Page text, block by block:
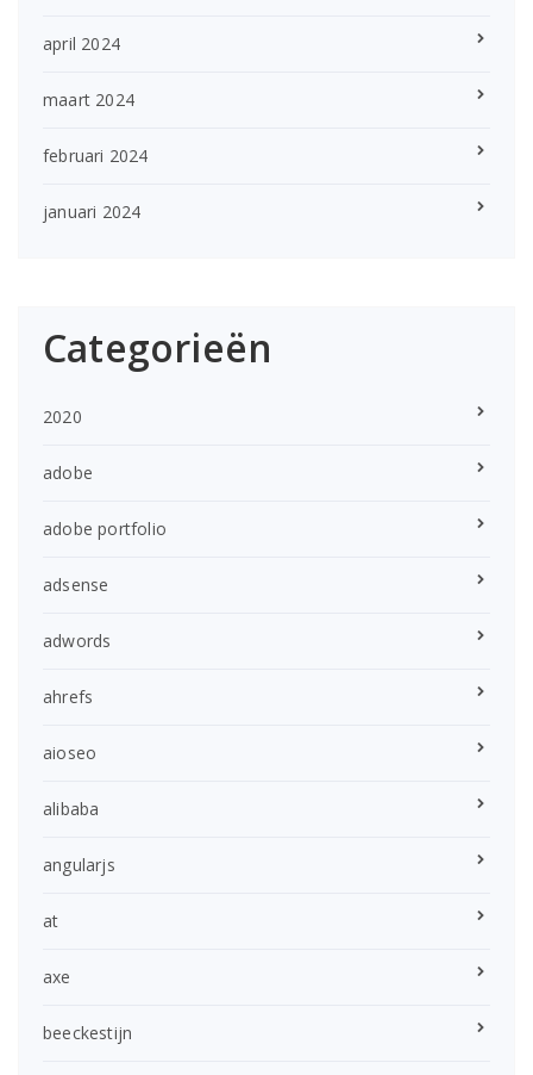
april 2024
maart 2024
februari 2024
januari 2024
Categorieën
2020
adobe
adobe portfolio
adsense
adwords
ahrefs
aioseo
alibaba
angularjs
at
axe
beeckestijn